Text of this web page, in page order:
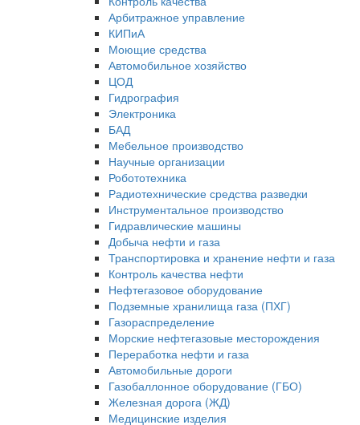
Арбитражное управление
КИПиА
Моющие средства
Автомобильное хозяйство
ЦОД
Гидрография
Электроника
БАД
Мебельное производство
Научные организации
Робототехника
Радиотехнические средства разведки
Инструментальное производство
Гидравлические машины
Добыча нефти и газа
Транспортировка и хранение нефти и газа
Контроль качества нефти
Нефтегазовое оборудование
Подземные хранилища газа (ПХГ)
Газораспределение
Морские нефтегазовые месторождения
Переработка нефти и газа
Автомобильные дороги
Газобаллонное оборудование (ГБО)
Железная дорога (ЖД)
Медицинские изделия